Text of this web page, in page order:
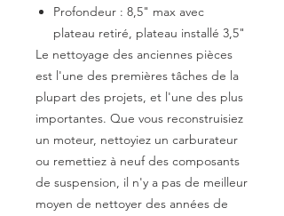
Profondeur : 8,5" max avec
plateau retiré, plateau installé 3,5"
Le nettoyage des anciennes pièces
est l'une des premières tâches de la
plupart des projets, et l'une des plus
importantes. Que vous reconstruisiez
un moteur, nettoyiez un carburateur
ou remettiez à neuf des composants
de suspension, il n'y a pas de meilleur
moyen de nettoyer des années de